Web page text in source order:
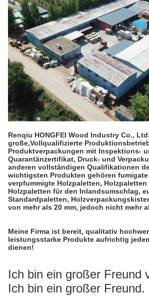
Renqiu HONGFEI Wood Industry Co.,
große,Vollqualifizierte
Produktverpackungen mit Inspektions-
Quarantänzertifikat, Druck- und
anderen vollständigen Qualifikationen
wichtigsten Produkten gehören
verpfummigte Holzpaletten,
Holzpaletten für den Inlandsumschlag,
Standardpaletten,
von mehr als 20 mm, jedoch nicht mehr
Meine Firma ist bereit, qualitativ
leistungsstarke Produkte aufrichtig
dienen!
Ich bin ein großer Freund
Ich bin ein großer Freund.